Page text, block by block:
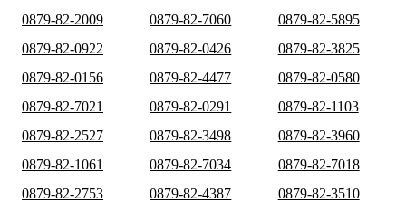
0879-82-2009
0879-82-7060
0879-82-5895
0879-82-0922
0879-82-0426
0879-82-3825
0879-82-0156
0879-82-4477
0879-82-0580
0879-82-7021
0879-82-0291
0879-82-1103
0879-82-2527
0879-82-3498
0879-82-3960
0879-82-1061
0879-82-7034
0879-82-7018
0879-82-2753
0879-82-4387
0879-82-3510